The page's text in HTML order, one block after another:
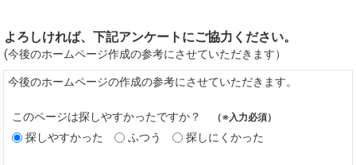
よろしければ、下記アンケートにご協力ください。
(今後のホームページ作成の参考にさせていただきます）
今後のホームページの作成の参考にさせていただきます。
このページは探しやすかったですか？ （※入力必須）
探しやすかった ふつう 探しにくかった